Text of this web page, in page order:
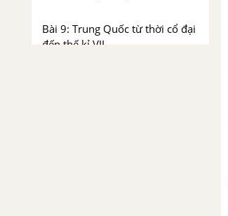
Bài 9: Trung Quốc từ thời cổ đại
đến thế kỉ VII